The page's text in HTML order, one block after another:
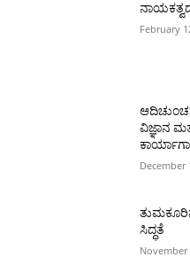
February
ವಿಜ್ಞಾನ
December
ಸಿದ್ಧತೆ
November